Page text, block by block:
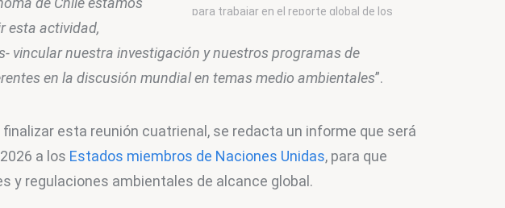
para trabajar en el reporte global de los
esta actividad,
vincular nuestra investigación y nuestros programas de
en la discusión mundial en temas medio ambientales”.
finalizar esta reunión cuatrienal, se redacta un informe que será
a los Estados miembros de Naciones Unidas, para que
y regulaciones ambientales de alcance global.